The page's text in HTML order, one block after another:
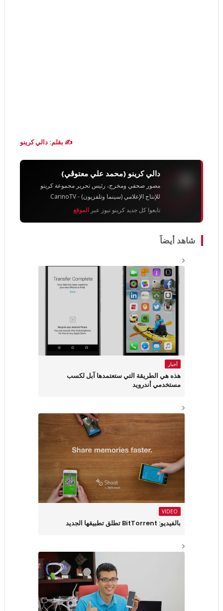
✍️ بقلم: دالي كرينو
دالي كرينو (محمد علي معتوڨي)
مصور صحفي ومخرج، رئيس تحرير مجموعة كرينو
للإنتاج الإعلامي (سينما وتلفزيون) - CarinoTV
تابعوا كل جديد كرينو نيوز عبر الموقع
شاهد أيضاً
أخبار
هذه هي الطريقة التي ستعتمدها آبل لكسب
مستخدمي أندرويد
VIDEO
بالفيديو: BitTorrent تطلق تطبيقها الجديد